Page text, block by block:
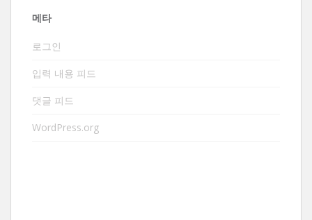
메타
로그인
입력 내용 피드
댓글 피드
WordPress.org